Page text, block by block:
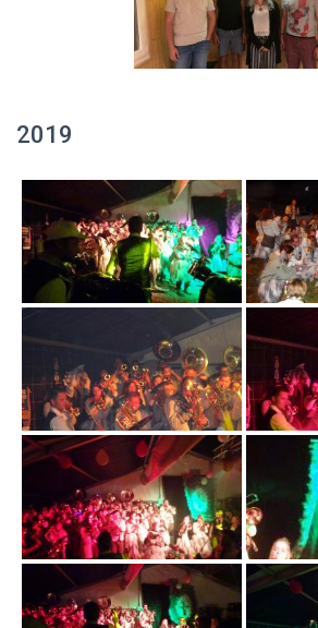
2019